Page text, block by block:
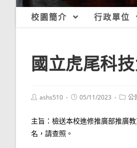
校園簡介 行政單位
國立虎尾科
Postashs510
Post05/11/2023
Post公
主旨：檢送本校進修推廣部推廣
名，請查照。